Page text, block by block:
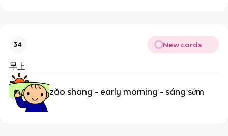
34 New cards
早上
zǎo shang - early morning - sáng sớm